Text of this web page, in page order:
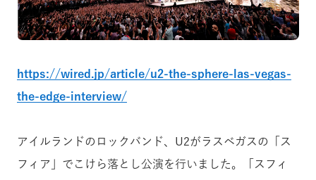
https://wired.jp/article/u2-the-sphere-las-vegas-
the-edge-interview/
アイルランドのロックバンド、U2がラスベガスの「ス
フィア」でこけら落とし公演を行いました。「スフィ